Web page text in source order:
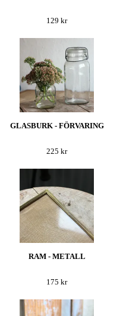
129 kr
GLASBURK - FÖRVARING
225 kr
RAM - METALL
175 kr